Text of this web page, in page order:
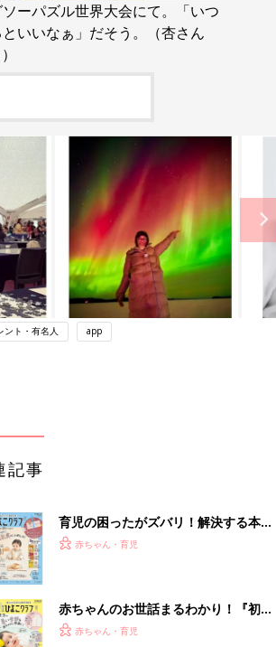
ーパズル世界大会にて。「いつ
いいなぁ」だそう。（杏さん
ント・有名人 app
記事
育児の困ったがズバリ！解決する本
『ひよこクラブ 秋号』 4カ月～2才
赤ちゃん・育児
赤ちゃんのお世話まるわかり！『初め
てのひよこクラブ 夏号』〈巻頭大特
赤ちゃん・育児